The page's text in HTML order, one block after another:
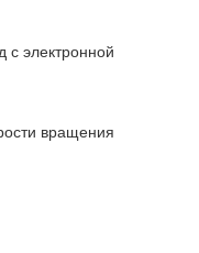
электронной
вращения